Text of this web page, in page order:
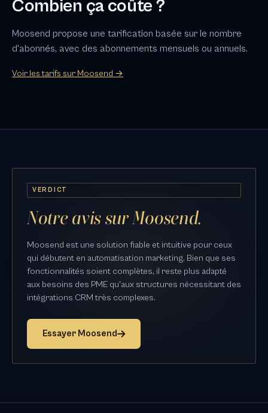
Combien ça coûte ?
Moosend propose une tarification basée sur le nombre
d'abonnés, avec des abonnements mensuels ou annuels.
Voir les tarifs sur Moosend →
VERDICT
Notre avis sur Moosend.
Moosend est une solution fiable et intuitive pour ceux
qui débutent en automatisation marketing. Bien que ses
fonctionnalités soient complètes, il reste plus adapté
aux besoins des PME qu'aux structures nécessitant des
intégrations CRM très complexes.
Essayer Moosend